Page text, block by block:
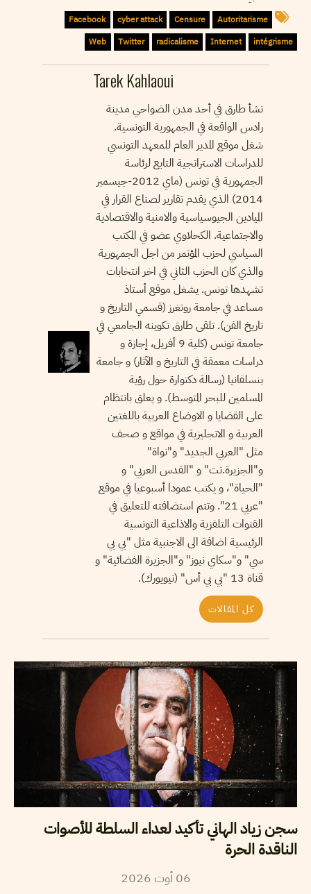
Autoritarisme
Censure
cyber attack
Facebook
intégrisme
Internet
radicalisme
Twitter
Web
Tarek Kahlaoui
نشأ طارق في أحد مدن الضواحي مدينة
رادس الواقعة في الجمهورية التونسية.
شغل موقع المدير العام للمعهد التونسي
للدراسات الاستراتجية التابع لرئاسة
الجمهورية في تونس (ماي 2012-جيسمبر
2014) الذي يقدم تقارير لصناع القرار في
الميادين الجيوسياسية والامنية والاقتصادية
والاجتماعية. الكحلاوي عضو في المكتب
السياسي لحزب المؤتمر من اجل الجمهورية
والذي كان الحزب الثاني في اخر انتخابات
تشهدها تونس. يشغل موقع أستاذ
مساعد في جامعة روتغرز (قسمي التاريخ و
تاريخ الفن). تلقى طارق تكوينه الجامعي في
جامعة تونس (كلية 9 أفريل، إجازة و
دراسات معمقة في التاريخ و الآثار) و جامعة
بنسلفانيا (رسالة دكتوارة حول رؤية
المسلمين للبحر المتوسط). و يعلق بانتظام
على القضايا و الاوضاع العربية باللغتين
العربية و الانجليزية في مواقع و صحف
مثل "العربي الجديد" و"نواة"
و"الجزيرة.نت" و "القدس العربي" و
"الحياة"، و يكتب عمودا أسبوعيا في موقع
"عربي 21". وتتم استضافته للتعليق في
القنوات التلفزية والاذاعية التونسية
الرئيسية اضافة الى الاجنبية مثل "بي بي
سي" و"سكاي نيوز" و"الجزيرة الفضائية" و
قناة 13 "بي بي أس" (نيويورك).
كل المقالات
سجن زياد الهاني تأكيد لعداء السلطة للأصوات
الناقدة الحرة
06 أوت2026